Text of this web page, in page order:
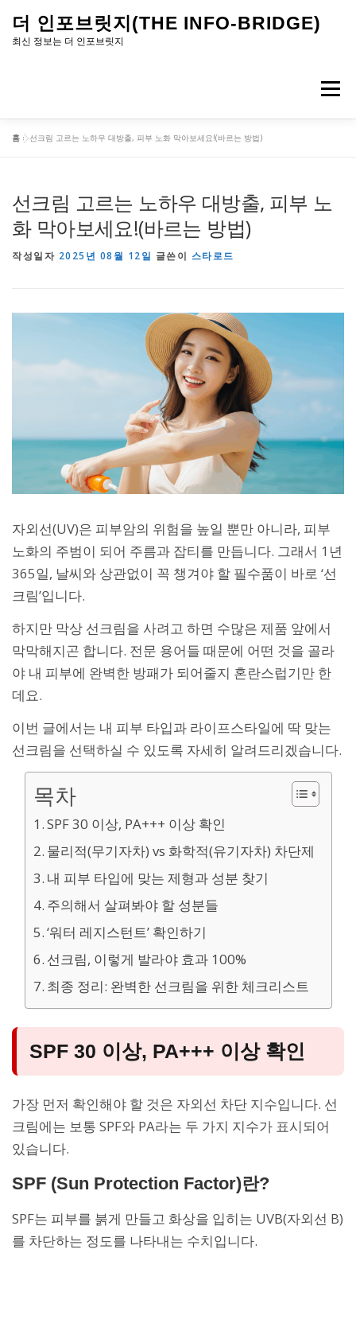
로
가
더 인포브릿지(THE INFO-BRIDGE)
최신 정보는 더 인포브릿지
메뉴
홈 »선크림 고르는 노하우 대방출, 피부 노화 막아보세요!(바르는 방법)
선크림 고르는 노하우 대방출, 피부 노
화 막아보세요!(바르는 방법)
작성일자 2025년 08월 12일 글쓴이 스타로드
자외선(UV)은 피부암의 위험을 높일 뿐만 아니라, 피부
노화의 주범이 되어 주름과 잡티를 만듭니다. 그래서 1년
365일, 날씨와 상관없이 꼭 챙겨야 할 필수품이 바로 ‘선
크림’입니다.
하지만 막상 선크림을 사려고 하면 수많은 제품 앞에서
막막해지곤 합니다. 전문 용어들 때문에 어떤 것을 골라
야 내 피부에 완벽한 방패가 되어줄지 혼란스럽기만 한
데요.
이번 글에서는 내 피부 타입과 라이프스타일에 딱 맞는
선크림을 선택하실 수 있도록 자세히 알려드리겠습니다.
목차
SPF 30 이상, PA+++ 이상 확인
물리적(무기자차) vs 화학적(유기자차) 차단제
내 피부 타입에 맞는 제형과 성분 찾기
주의해서 살펴봐야 할 성분들
‘워터 레지스턴트’ 확인하기
선크림, 이렇게 발라야 효과 100%
최종 정리: 완벽한 선크림을 위한 체크리스트
SPF 30 이상, PA+++ 이상 확인
가장 먼저 확인해야 할 것은 자외선 차단 지수입니다. 선
크림에는 보통 SPF와 PA라는 두 가지 지수가 표시되어
있습니다.
SPF (Sun Protection Factor)란?
SPF는 피부를 붉게 만들고 화상을 입히는 UVB(자외선 B)
를 차단하는 정도를 나타내는 수치입니다.